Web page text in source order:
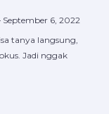
September 6, 2022
tanya langsung,
Jadi nggak